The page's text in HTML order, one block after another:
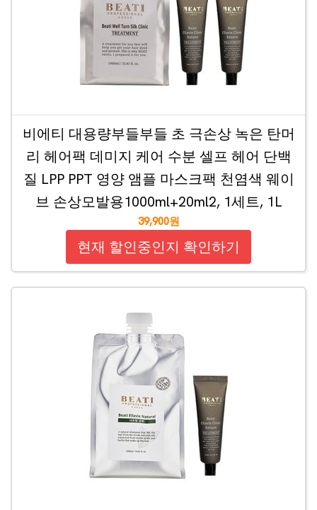
비에티 대용량부들부들 초 극손상 녹은 탄머
리 헤어팩 데미지 케어 수분 셀프 헤어 단백
질 LPP PPT 영양 앰플 마스크팩 천염색 웨이
브 손상모발용1000ml+20ml2, 1세트, 1L
39,900원
현재 할인중인지 확인하기